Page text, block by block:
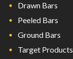
Drawn Bars
Peeled Bars
Ground Bars
Target Products